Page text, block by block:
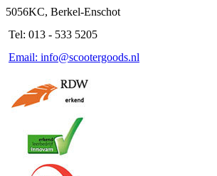
5056KC, Berkel-Enschot
Tel: 013 - 533 5205
Email: info@scootergoods.nl